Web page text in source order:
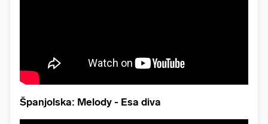
Španjolska: Melody - Esa diva